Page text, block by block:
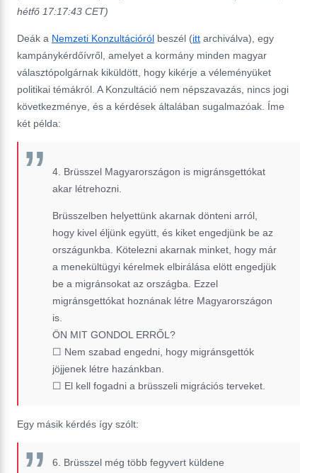
hétfő 17:17:43 CET)
Deák a Nemzeti Konzultációról beszél (itt archiválva), egy
kampánykérdőívről, amelyet a kormány minden magyar
választópolgárnak kiküldött, hogy kikérje a véleményüket
politikai témákról. A Konzultáció nem népszavazás, nincs jogi
következménye, és a kérdések általában sugalmazóak. Íme
két példa:
4. Brüsszel Magyarországon is migránsgettókat
akar létrehozni.
Brüsszelben helyettünk akarnak dönteni arról,
hogy kivel éljünk együtt, és kiket engedjünk be az
országunkba. Kötelezni akarnak minket, hogy már
a menekültügyi kérelmek elbirálása elött engedjük
be a migránsokat az országba. Ezzel
migránsgettókat hoznának létre Magyarországon
is.
ÖN MIT GONDOL ERRŐL?
☐ Nem szabad engedni, hogy migránsgettók
jöjjenek létre hazánkban.
☐ El kell fogadni a brüsszeli migrációs terveket.
Egy másik kérdés így szólt:
6. Brüsszel még több fegyvert küldene